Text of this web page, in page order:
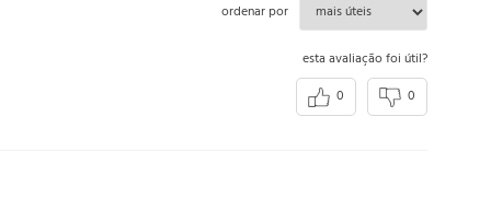
ordenar por
esta avaliação foi útil?
0
0